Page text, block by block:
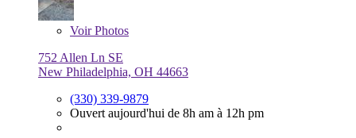
VoirPhotos
752 Allen Ln SE
New Philadelphia, OH 44663
(330) 339-9879
Ouvert aujourd'hui de 8h am à 12h pm